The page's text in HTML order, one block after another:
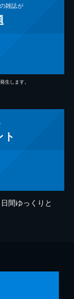
雑誌が
生します。
間ゆっくりと